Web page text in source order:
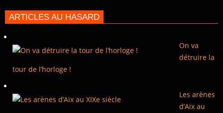
ARTICLES AU HASARD
On va
détruire la
tour de l’horloge !
Les arènes
d’Aix au